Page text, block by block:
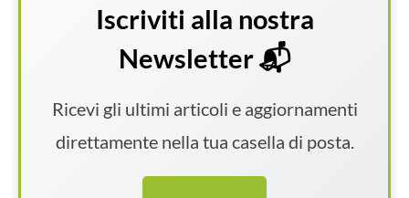
Iscriviti alla nostra
Newsletter 📬
Ricevi gli ultimi articoli e aggiornamenti
direttamente nella tua casella di posta.